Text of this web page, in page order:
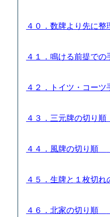
４０．数牌より先に
４１．鳴ける前提で
４２．トイツ・コー
４３．三元牌の切り順
４４．風牌の切り順
４５．生牌と１枚切
４６．北家の切り順